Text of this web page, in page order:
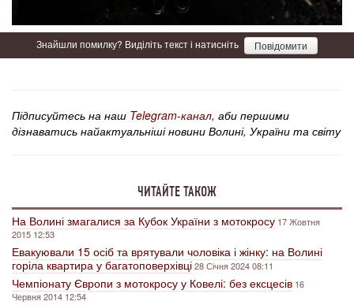
Знайшли помилку? Виділіть текст і натисніть Повідомити
Підписуйтесь на наш Telegram-канал, аби першими
дізнаватись найактуальніші новини Волині, України та світу
ЧИТАЙТЕ ТАКОЖ
На Волині змагалися за Кубок України з мотокросу 17 Жовтня
2015 12:53
Евакуювали 15 осіб та врятували чоловіка і жінку: на Волині
горіла квартира у багатоповерхівці28 Січня 2024 08:11
Чемпіонату Європи з мотокросу у Ковелі: без ексцесів 16
Червня 2014 12:54